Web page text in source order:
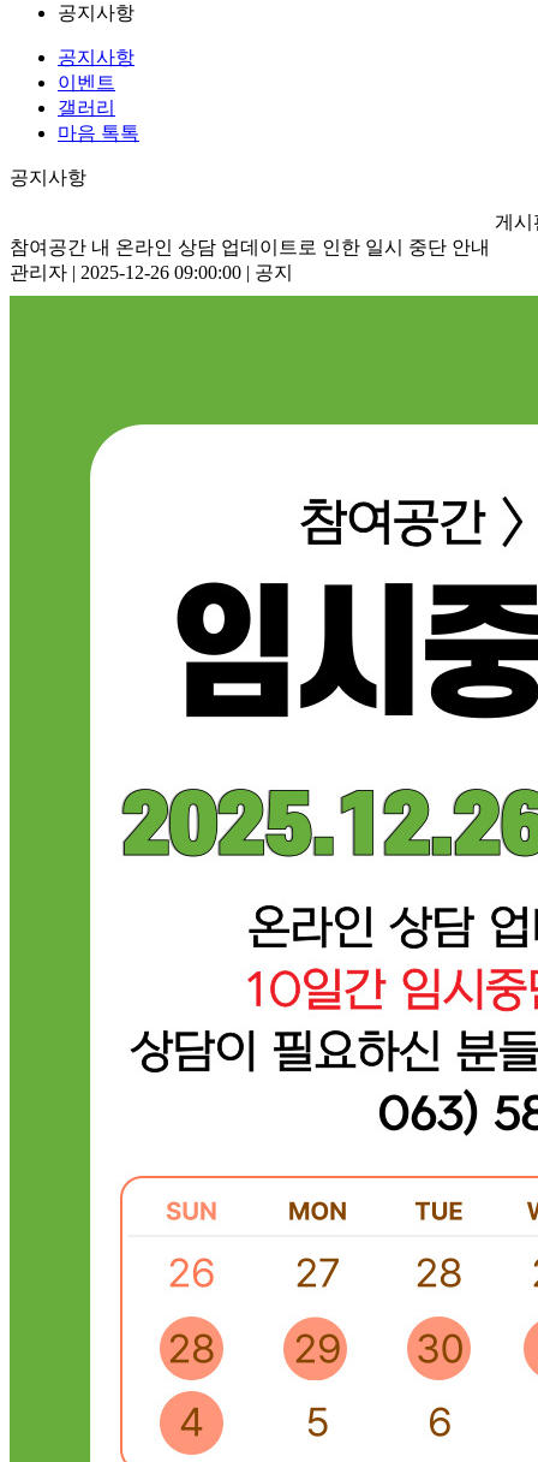
공지사항
공지사항
이벤트
갤러리
마음 톡톡
공지사항
게시
참여공간 내 온라인 상담 업데이트로 인한 일시 중단 안내
관리자 | 2025-12-26 09:00:00 | 공지